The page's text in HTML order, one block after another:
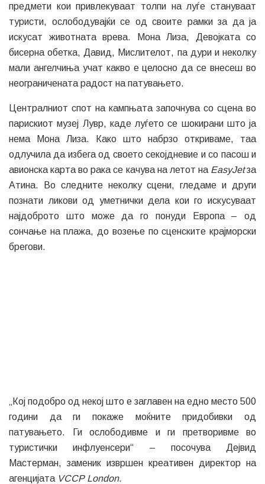
предмети кои привлекуваат толпи на луѓе стануваат
туристи, ослободувајќи се од своите рамки за да ја
искусат животната врева. Мона Лиза, Девојката со
бисерна обетка, Давид, Мислителот, па дури и неколку
мали ангелчиња учат какво е целосно да се внесеш во
неограничената радост на патувањето.
Централниот спот на кампњата започнува со сцена во
парискиот музеј Лувр, каде луѓето се шокирани што ја
нема Мона Лиза. Како што набрзо откриваме, таа
одлучила да избега од своето секојдневие и со пасош и
авионска карта во рака се качува на летот наEasyJetза
Атина. Во следните неколку сцени, гледаме и други
познати ликови од уметнички дела кои го искусуваат
најдоброто што може да го понуди Европа – од
сончање на плажа, до возење по сценските крајморски
брегови.
„Кој подобро од некој што е заглавен на едно место 500
години да ги покаже моќните придобивки од
патувањето. Ги ослободивме и ги претворивме во
туристички инфлуенсери“ – посочува Дејвид
Мастерман, заменик извршен креативен директор на
агенцијата VCCP London.